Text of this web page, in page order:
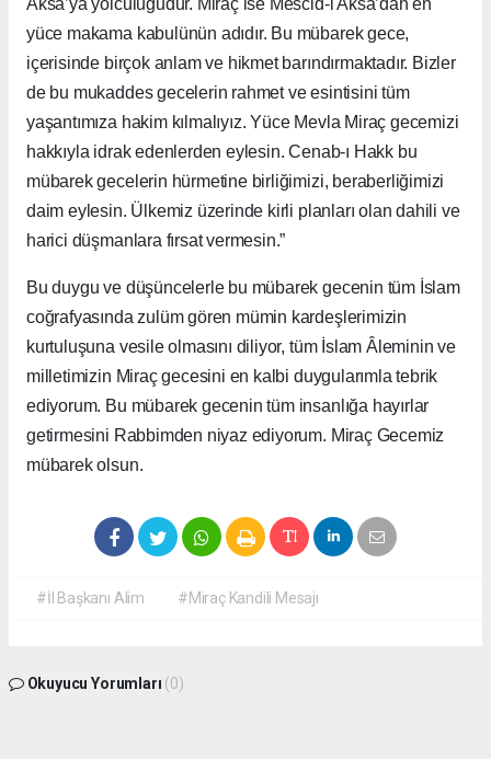
yüce makama kabulünün adıdır. Bu mübarek gece,
içerisinde birçok anlam ve hikmet barındırmaktadır. Bizler
de bu mukaddes gecelerin rahmet ve esintisini tüm
yaşantımıza hakim kılmalıyız. Yüce Mevla Miraç gecemizi
hakkıyla idrak edenlerden eylesin. Cenab-ı Hakk bu
mübarek gecelerin hürmetine birliğimizi, beraberliğimizi
daim eylesin. Ülkemiz üzerinde kirli planları olan dahili ve
harici düşmanlara fırsat vermesin.”
Bu duygu ve düşüncelerle bu mübarek gecenin tüm İslam
coğrafyasında zulüm gören mümin kardeşlerimizin
kurtuluşuna vesile olmasını diliyor, tüm İslam Âleminin ve
milletimizin Miraç gecesini en kalbi duygularımla tebrik
ediyorum. Bu mübarek gecenin tüm insanlığa hayırlar
getirmesini Rabbimden niyaz ediyorum. Miraç Gecemiz
mübarek olsun.
#İl Başkanı Alim #Miraç Kandili Mesajı
Okuyucu Yorumları (0)